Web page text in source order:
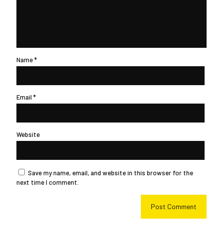
Name*
Email *
Website
Save my name, email, and website in this browser for the
next time I comment.